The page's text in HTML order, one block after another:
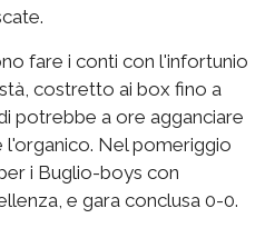
fare i conti con l'infortunio
costretto ai box fino a
potrebbe a ore agganciare
Nel pomeriggio
i Buglio-boys con
e gara conclusa 0-0.